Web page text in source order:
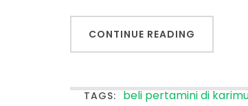
CONTINUE READING
TAGS: beli pertamini di